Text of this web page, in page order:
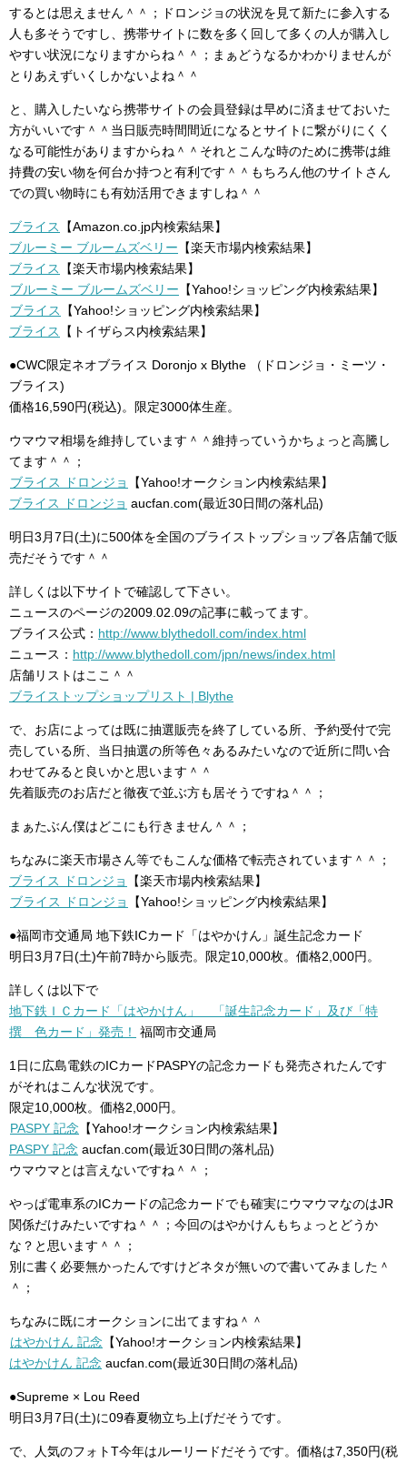
するとは思えません＾＾；ドロンジョの状況を見て新たに参入する
人も多そうですし、携帯サイトに数を多く回して多くの人が購入し
やすい状況になりますからね＾＾；まぁどうなるかわかりませんが
とりあえずいくしかないよね＾＾
と、購入したいなら携帯サイトの会員登録は早めに済ませておいた
方がいいです＾＾当日販売時間間近になるとサイトに繋がりにくく
なる可能性がありますからね＾＾それとこんな時のために携帯は維
持費の安い物を何台か持つと有利です＾＾もちろん他のサイトさん
での買い物時にも有効活用できますしね＾＾
ブライス
【Amazon.co.jp内検索結果】
ブルーミー ブルームズベリー 【楽天市場内検索結果】
ブライス
【楽天市場内検索結果】
ブルーミー ブルームズベリー 【Yahoo!ショッピング内検索結果】
ブライス
【Yahoo!ショッピング内検索結果】
ブライス
【トイザらス内検索結果】
●CWC限定ネオブライス Doronjo x Blythe （ドロンジョ・ミーツ・
ブライス)
価格16,590円(税込)。限定3000体生産。
ウマウマ相場を維持しています＾＾維持っていうかちょっと高騰し
てます＾＾；
ブライス ドロンジョ
【Yahoo!オークション内検索結果】
ブライス ドロンジョ aucfan.com(最近30日間の落札品)
明日3月7日(土)に500体を全国のブライストップショップ各店舗で販
売だそうです＾＾
詳しくは以下サイトで確認して下さい。
ニュースのページの2009.02.09の記事に載ってます。
ブライス公式： http://www.blythedoll.com/index.html
ニュース： http://www.blythedoll.com/jpn/news/index.html
店舗リストはここ＾＾
ブライストップショップリスト | Blythe
で、お店によっては既に抽選販売を終了している所、予約受付で完
売している所、当日抽選の所等色々あるみたいなので近所に問い合
わせてみると良いかと思います＾＾
先着販売のお店だと徹夜で並ぶ方も居そうですね＾＾；
まぁたぶん僕はどこにも行きません＾＾；
ちなみに楽天市場さん等でもこんな価格で転売されています＾＾；
ブライス ドロンジョ
【楽天市場内検索結果】
ブライス ドロンジョ
【Yahoo!ショッピング内検索結果】
●福岡市交通局 地下鉄ICカード「はやかけん」誕生記念カード
明日3月7日(土)午前7時から販売。限定10,000枚。価格2,000円。
詳しくは以下で
地下鉄ＩＣカード「はやかけん」 「誕生記念カード」及び「特
撰 色カード」発売！
福岡市交通局
1日に広島電鉄のICカードPASPYの記念カードも発売されたんです
がそれはこんな状況です。
限定10,000枚。価格2,000円。
PASPY 記念 【Yahoo!オークション内検索結果】
PASPY 記念 aucfan.com(最近30日間の落札品)
ウマウマとは言えないですね＾＾；
やっぱ電車系のICカードの記念カードでも確実にウマウマなのはJR
関係だけみたいですね＾＾；今回のはやかけんもちょっとどうか
な？と思います＾＾；
別に書く必要無かったんですけどネタが無いので書いてみました＾
＾；
ちなみに既にオークションに出てますね＾＾
はやかけん 記念 【Yahoo!オークション内検索結果】
はやかけん 記念 aucfan.com(最近30日間の落札品)
●Supreme × Lou Reed
明日3月7日(土)に09春夏物立ち上げだそうです。
で、人気のフォトT今年はルーリードだそうです。価格は7,350円(税